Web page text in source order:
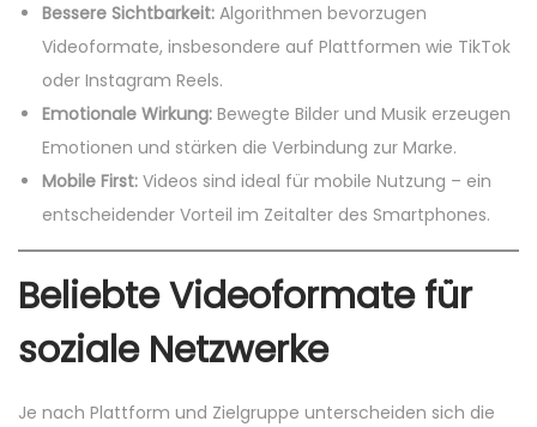
Bessere Sichtbarkeit: Algorithmen bevorzugen
Videoformate, insbesondere auf Plattformen wie TikTok
oder Instagram Reels.
Emotionale Wirkung: Bewegte Bilder und Musik erzeugen
Emotionen und stärken die Verbindung zur Marke.
Mobile First: Videos sind ideal für mobile Nutzung – ein
entscheidender Vorteil im Zeitalter des Smartphones.
Beliebte Videoformate für
soziale Netzwerke
Je nach Plattform und Zielgruppe unterscheiden sich die